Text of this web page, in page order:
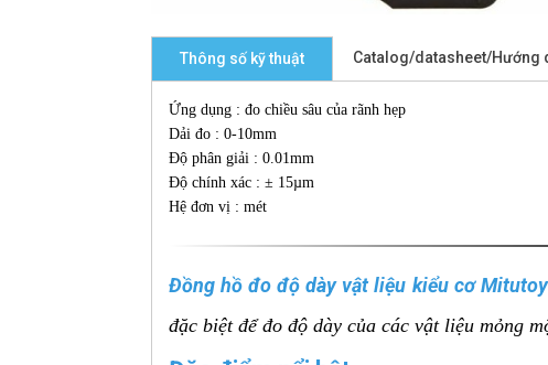
Thông số kỹ thuật Catalog/datasheet/Hướng
Ứng dụng : đo chiều sâu của rãnh hẹp
Dải đo : 0-10mm
Độ phân giải : 0.01mm
Độ chính xác : ± 15µm
Hệ đơn vị : mét
Đồng hồ đo độ dày vật liệu kiểu cơ
đặc biệt để đo độ dày của các vật liệu mỏng